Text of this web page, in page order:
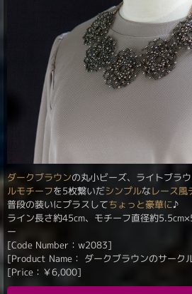
ダークブラウンの丸小ビーズ、ライトブラ
ルモチーフを5枚繋いだシンプルなレース風
普段の装いにプラスしてちょっと豪華に♪
ライン長さ約45cm、モチーフ直径約
ー
[Code Number：w2083]
[Product Name： ダークブラウンのサーク
[Price： ￥6,000]